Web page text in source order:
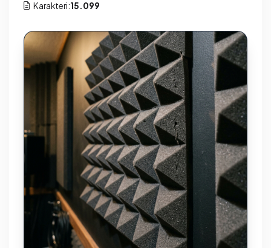
Karakteri:15.099